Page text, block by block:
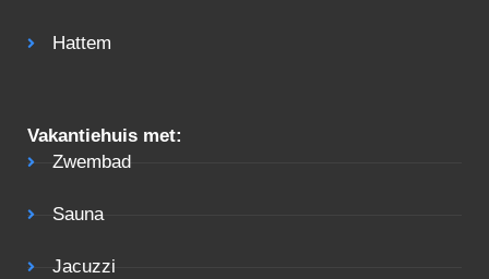
Hattem
Vakantiehuis met:
Zwembad
Sauna
Jacuzzi